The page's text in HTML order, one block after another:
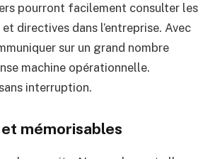
pourront facilement consulter les
directives dans l’entreprise. Avec
sur un grand nombre
machine opérationnelle.
interruption.
mémorisables